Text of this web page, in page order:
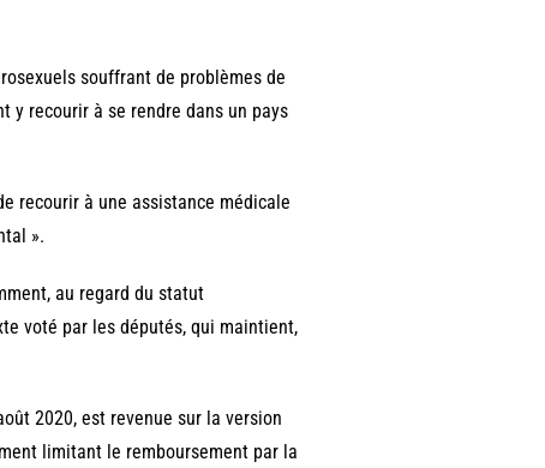
souffrant de problèmes de
recourir à se rendre dans un pays
recourir à une assistance médicale
».
au regard du statut
voté par les députés, qui maintient,
2020, est revenue sur la version
limitant le remboursement par la